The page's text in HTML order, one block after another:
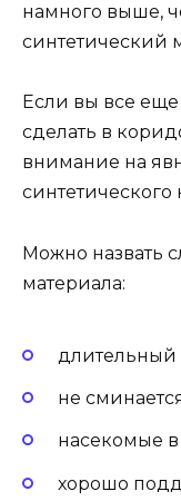
намного выше,
синтетический
Если вы все
сделать в
внимание на
синтетического
Можно назвать
материала:
длительный
не
насекомые в
хорошо